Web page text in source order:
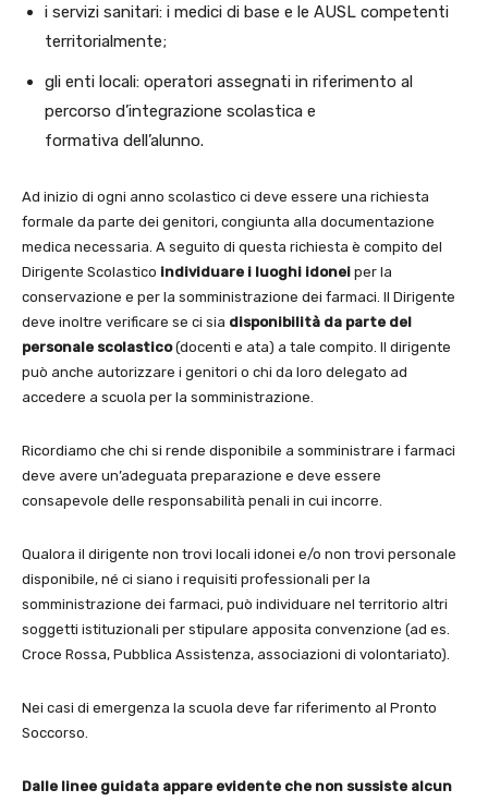
i servizi sanitari: i medici di base e le AUSL competenti
territorialmente;
gli enti locali: operatori assegnati in riferimento al
percorso d’integrazione scolastica e
formativa dell’alunno.
Ad inizio di ogni anno scolastico ci deve essere una richiesta
formale da parte dei genitori, congiunta alla documentazione
medica necessaria. A seguito di questa richiesta è compito del
Dirigente Scolastico individuare i luoghi idonei per la
conservazione e per la somministrazione dei farmaci. Il Dirigente
deve inoltre verificare se ci sia disponibilità da parte del
personale scolastico(docenti e ata) a tale compito. Il dirigente
può anche autorizzare i genitori o chi da loro delegato ad
accedere a scuola per la somministrazione.
Ricordiamo che chi si rende disponibile a somministrare i farmaci
deve avere un’adeguata preparazione e deve essere
consapevole delle responsabilità penali in cui incorre.
Qualora il dirigente non trovi locali idonei e/o non trovi personale
disponibile, né ci siano i requisiti professionali per la
somministrazione dei farmaci, può individuare nel territorio altri
soggetti istituzionali per stipulare apposita convenzione (ad es.
Croce Rossa, Pubblica Assistenza, associazioni di volontariato).
Nei casi di emergenza la scuola deve far riferimento al Pronto
Soccorso.
Dalle linee guidata appare evidente che non sussiste alcun